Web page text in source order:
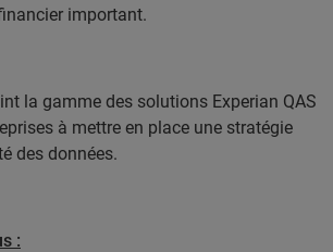
important.
la gamme des solutions Experian QAS
à mettre en place une stratégie
des données.
: